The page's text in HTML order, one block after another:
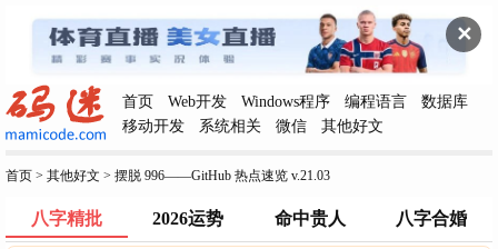
✕
首页 Web开发 Windows程序 编程语言
数据库
移动开发
系统相关 微信 其他好文
首页 > 其他好文 > 摆脱 996——GitHub 热点速览 v.21.03
八字精批 2026运势 命中贵人 八字合婚